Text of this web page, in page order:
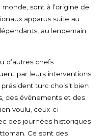
sont à l’origine de
apparus suite au
au lendemain
d’autres chefs
par leurs interventions
turc choisit bien
des événements et des
voulu, ceux-ci
des journées historiques
Ce sont des